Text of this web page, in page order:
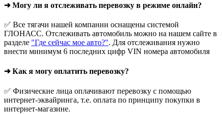
➜ Могу ли я отслеживать перевозку в режиме онлайн?
✅ Все тягачи нашей компании оснащены системой
ГЛОНАСС. Отслеживать автомобиль можно на нашем сайте в
разделе "Где сейчас мое авто?". Для отслеживания нужно
внести минимум 6 последних цифр VIN номера автомобиля
➜ Как я могу оплатить перевозку?
✅ Физические лица оплачивают перевозку с помощью
интернет-эквайринга, т.е. оплата по принципу покупки в
интернет-магазине.